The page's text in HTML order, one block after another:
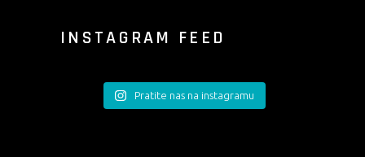
INSTAGRAM FEED
Pratite nas na instagramu